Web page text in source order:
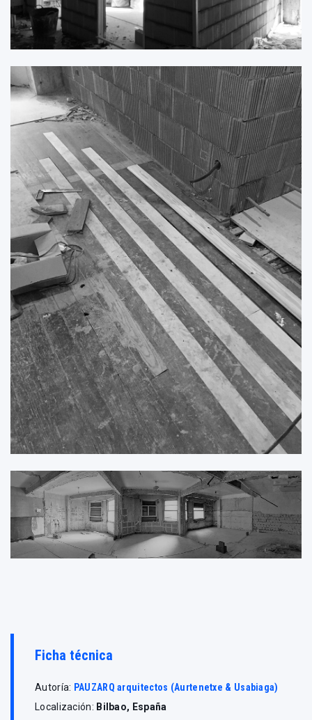
Ficha técnica
Autoría: PAUZARQ arquitectos (Aurtenetxe & Usabiaga)
Localización: Bilbao, España